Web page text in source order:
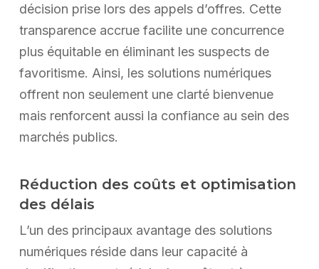
décision prise lors des appels d’offres. Cette
transparence accrue facilite une concurrence
plus équitable en éliminant les suspects de
favoritisme. Ainsi, les solutions numériques
offrent non seulement une clarté bienvenue
mais renforcent aussi la confiance au sein des
marchés publics.
Réduction des coûts et optimisation
des délais
L’un des principaux avantage des solutions
numériques réside dans leur capacité à